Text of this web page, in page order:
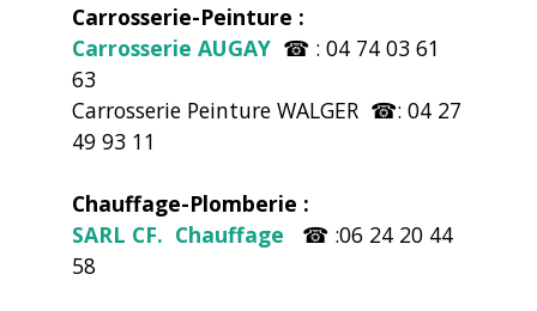
Carrosserie-Peinture :
Carrosserie AUGAY ☎ : 04 74 03 61
63
Carrosserie Peinture WALGER ☎: 04 27
49 93 11
Chauffage-Plomberie :
SARL CF. Chauffage
☎ :06 24 20 44
58